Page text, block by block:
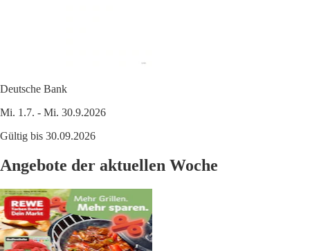
Deutsche Bank
Mi. 1.7. - Mi. 30.9.2026
Gültig bis 30.09.2026
Angebote der aktuellen Woche